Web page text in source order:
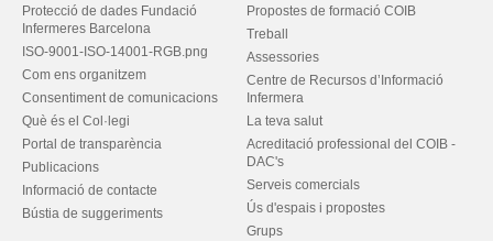
Protecció de dades Fundació
Infermeres Barcelona
ISO-9001-ISO-14001-RGB.png
Com ens organitzem
Consentiment de comunicacions
Què és el Col·legi
Portal de transparència
Publicacions
Informació de contacte
Bústia de suggeriments
Propostes de formació COIB
Treball
Assessories
Centre de Recursos d’Informació
Infermera
La teva salut
Acreditació professional del COIB -
DAC's
Serveis comercials
Ús d'espais i propostes
Grups